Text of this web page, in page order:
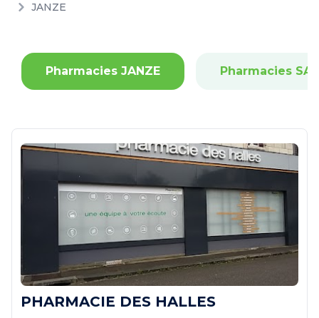
JANZE
Pharmacies JANZE Pharmacies
PHARMACIE DES HALLES